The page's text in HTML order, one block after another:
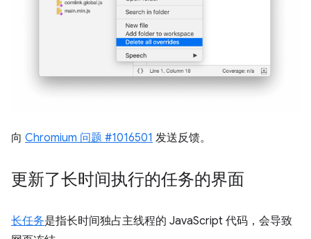
向 Chromium 问题 #1016501 发送反馈。
更新了长时间执行的任务的界面
长任务是指长时间独占主线程的 JavaScript 代码，会导致